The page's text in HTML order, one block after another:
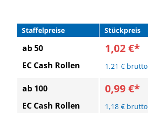
Staffelpreise Stückpreis
ab 50
EC Cash Rollen
1,02 €*
1,21 € brutto
ab 100
EC Cash Rollen
0,99 €*
1,18 € brutto